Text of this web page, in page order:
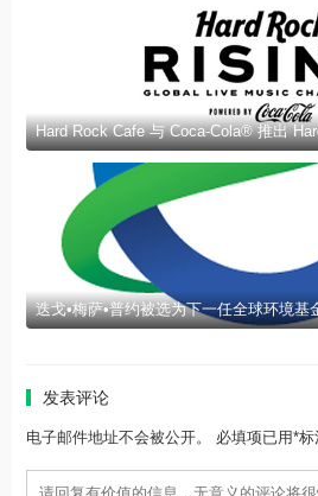
迭戈•梅萨•普约被选为下一任全球环境基
发表评论
电子邮件地址不会被公开。 必填项已用*标